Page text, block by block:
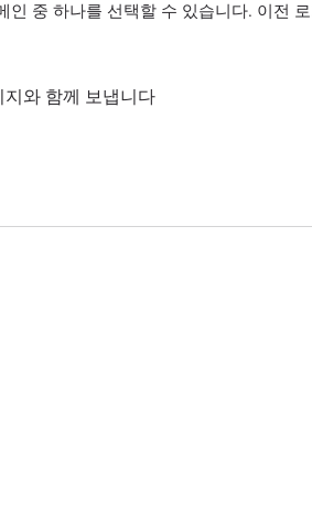
중 하나를 선택할 수 있습니다. 이전
지와 함께 보냅니다